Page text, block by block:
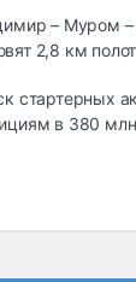
– Муром
2,8 км
стартерных
в 380